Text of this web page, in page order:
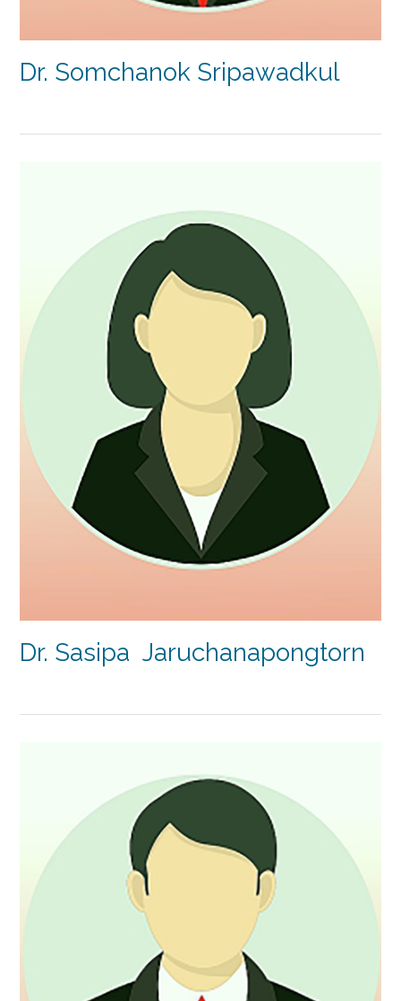
Dr. Somchanok Sripawadkul
Dr. Sasipa Jaruchanapongtorn